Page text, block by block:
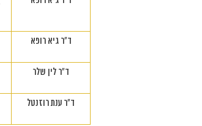
ד"ר גיא רופא
ד"ר לין שלר
ד"ר ענת רוזנטל